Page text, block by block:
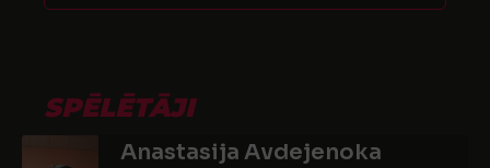
SPĒLĒTĀJI
Anastasija Avdejenoka